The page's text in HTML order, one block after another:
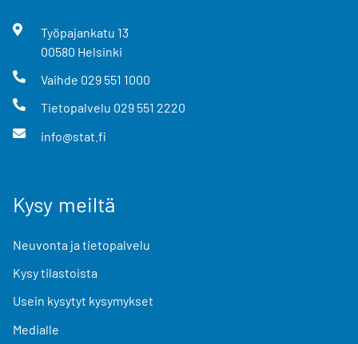
Työpajankatu 13
00580 Helsinki
Vaihde 029 551 1000
Tietopalvelu 029 551 2220
info@stat.fi
Kysy meiltä
Neuvonta ja tietopalvelu
Kysy tilastoista
Usein kysytyt kysymykset
Medialle